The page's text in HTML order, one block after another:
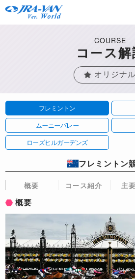
COURSE
コース
オリジナル
フレミントン
ムーニーバレー
ローズヒルガーデンズ
フレミントン
概要 コース紹介 主
概要